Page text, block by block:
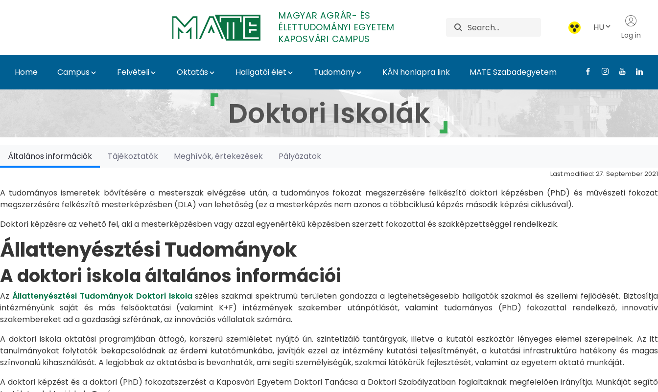
MAGYAR AGRÁR- ÉS
ÉLETTUDOMÁNYI EGYETEM
KAPOSVÁRI CAMPUS
HU
Log in
Home Campus Felvételi Oktatás Hallgatói élet Tudomány KÁN honlapra link MATE Szabadegyetem
Doktori Iskolák - Kaposvári Campus
Doktori Iskolák
Általános információk Tájékoztatók Meghívók, értekezések Pályázatok
Last modified: 27. September 2021
A tudományos ismeretek bővítésére a mesterszak elvégzése után, a tudományos fokozat megszerzésére felkészítő doktori képzésben (PhD) és művészeti fokozat
megszerzésére felkészítő mesterképzésben (DLA) van lehetőség (ez a mesterképzés nem azonos a többciklusú képzés második képzési ciklusával).
Doktori képzésre az vehető fel, aki a mesterképzésben vagy azzal egyenértékű képzésben szerzett fokozattal és szakképzettséggel rendelkezik.
Állattenyésztési Tudományok
A doktori iskola általános információi
Az Állattenyésztési Tudományok Doktori Iskolaszéles szakmai spektrumú területen gondozza a legtehetségesebb hallgatók szakmai és szellemi fejlődését. Biztosítja
intézményünk saját és más felsőoktatási (valamint K+F) intézmények szakember utánpótlását, valamint tudományos (PhD) fokozattal rendelkező, innovatív
szakembereket ad a gazdasági szférának, az innovációs vállalatok számára.
A doktori iskola oktatási programjában átfogó, korszerű szemléletet nyújtó ún. szintetizáló tantárgyak, illetve a kutatói eszköztár lényeges elemei szerepelnek. Az itt
tanulmányokat folytatók bekapcsolódnak az érdemi kutatómunkába, javítják ezzel az intézmény kutatási teljesítményét, a kutatási infrastruktúra hatékony és magas
színvonalú kihasználását. A legjobbak az oktatásba is bevonhatók, ami segíti személyiségük, szakmai látókörük fejlesztését, valamint az egyetem oktató munkáját.
A doktori képzést és a doktori (PhD) fokozatszerzést a Kaposvári Egyetem Doktori Tanácsa a Doktori Szabályzatban foglaltaknak megfelelően irányítja. Munkáját segítő